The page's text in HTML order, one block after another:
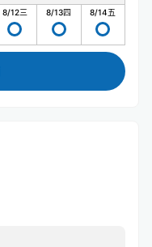
8/12三 8/13四 8/14五